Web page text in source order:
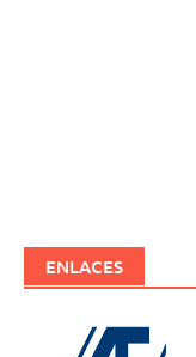
ENLACES